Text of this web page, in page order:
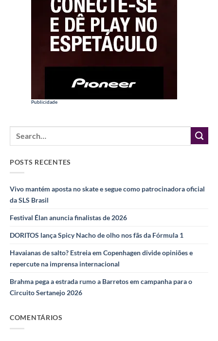
Publicidade
POSTS RECENTES
Vivo mantém aposta no skate e segue como patrocinadora oficial
da SLS Brasil
Festival Élan anuncia finalistas de 2026
DORITOS lança Spicy Nacho de olho nos fãs da Fórmula 1
Havaianas de salto? Estreia em Copenhagen divide opiniões e
repercute na imprensa internacional
Brahma pega a estrada rumo a Barretos em campanha para o
Circuito Sertanejo 2026
COMENTÁRIOS